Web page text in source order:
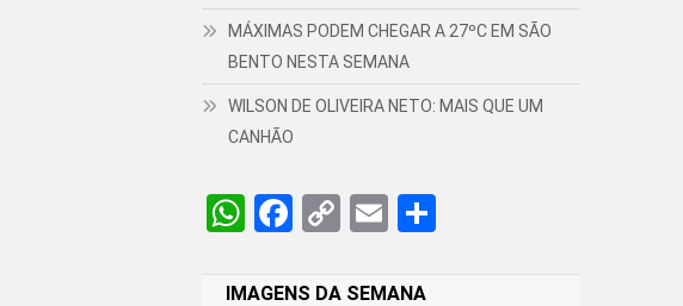
MÁXIMAS PODEM CHEGAR A 27ºC EM SÃO
BENTO NESTA SEMANA
WILSON DE OLIVEIRA NETO: MAIS QUE UM
CANHÃO
WhatsApp
Facebook
CopyEmail
IMAGENS DA SEMANA